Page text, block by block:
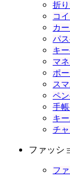
折
コ
カ
パ
キ
マ
ポ
ス
ペ
手
キ
チ
ファッシ
フ